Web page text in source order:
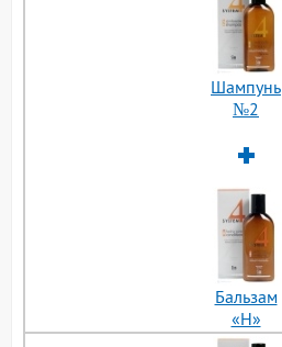
Шампунь
№2
Бальзам
«H»